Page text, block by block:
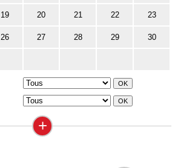
19 20 21 22 23
26 27 28 29 30
+